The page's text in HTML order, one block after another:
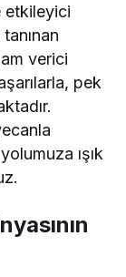
etkileyici
verici
pek
ışık